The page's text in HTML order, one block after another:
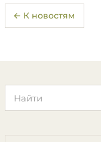
← К новостям